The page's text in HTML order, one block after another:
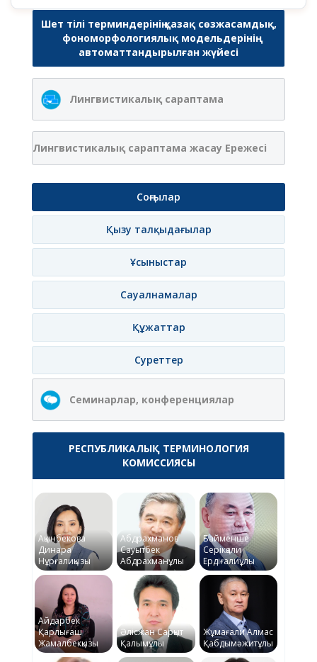
Шет тілі терминдерінің қазақ сөзжасамдық,
фономорфологиялық модельдерінің
автоматтандырылған жүйесі
Лингвистикалық сараптама
Лингвистикалық сараптама жасау Ережесі
Соңғылар
Қызу талқыдағылар
Ұсыныстар
Сауалнамалар
Құжаттар
Суреттер
Семинарлар, конференциялар
РЕСПУБЛИКАЛЫҚ ТЕРМИНОЛОГИЯ
КОМИССИЯСЫ
Ақынбекова
Динара
Нұрғалиқызы
Абдрахманов
Сауытбек
Абдрахманұлы
Байменше
Серікқали
Ердіғалиұлы
Айдарбек
Қарлығаш
Жамалбекқызы
Әлісжан Сарқыт
Қалымұлы
Жұмағали Алмас
Қабдымәжитұлы